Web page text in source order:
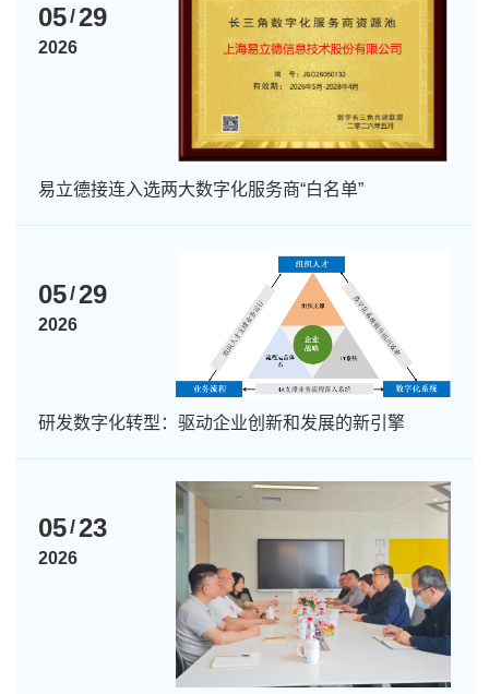
05/29
2026
易立德接连入选两大数字化服务商“白名单”
05/29
2026
研发数字化转型：驱动企业创新和发展的新引擎
05/23
2026